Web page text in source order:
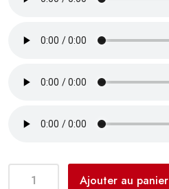
Ajouter au panier